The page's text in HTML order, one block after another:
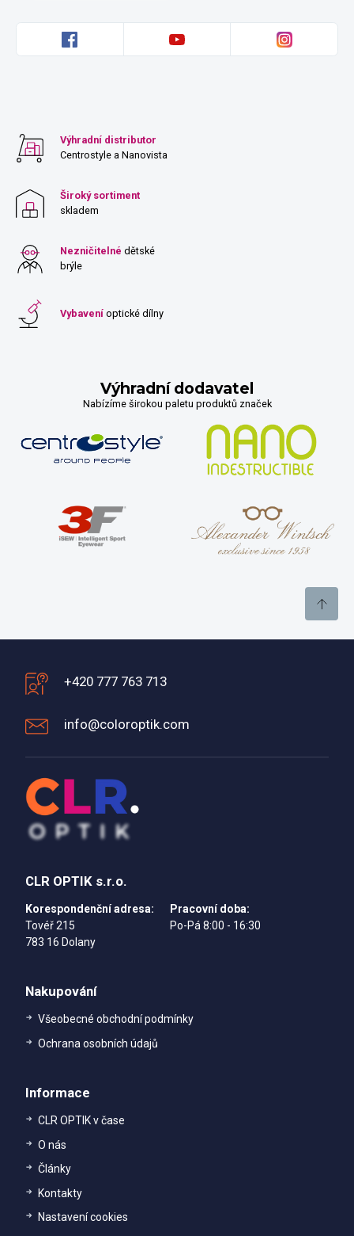
Výhradní distributor
Centrostyle a Nanovista
Široký sortiment
skladem
Nezničitelné dětské
brýle
Vybavení optické dílny
Výhradní dodavatel
Nabízíme širokou paletu produktů značek
+420 777 763 713
info@coloroptik.com
CLR OPTIK s.r.o.
Korespondenční adresa:
Tovéř 215
783 16 Dolany
Pracovní doba:
Po-Pá 8:00 - 16:30
Nakupování
Všeobecné obchodní podmínky
Ochrana osobních údajů
Informace
CLR OPTIK v čase
O nás
Články
Kontakty
Nastavení cookies